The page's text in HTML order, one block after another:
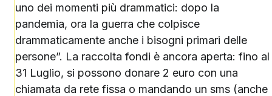
uno dei momenti più drammatici: dopo la
pandemia, ora la guerra che colpisce
drammaticamente anche i bisogni primari delle
persone”. La raccolta fondi è ancora aperta: fino al
31 Luglio, si possono donare 2 euro con una
chiamata da rete fissa o mandando un sms (anche